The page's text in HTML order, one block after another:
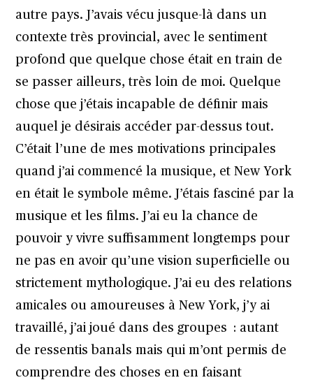
autre pays. J’avais vécu jusque-là dans un
contexte très provincial, avec le sentiment
profond que quelque chose était en train de
se passer ailleurs, très loin de moi. Quelque
chose que j’étais incapable de définir mais
auquel je désirais accéder par-dessus tout.
C’était l’une de mes motivations principales
quand j’ai commencé la musique, et New York
en était le symbole même. J’étais fasciné par la
musique et les films. J’ai eu la chance de
pouvoir y vivre suffisamment longtemps pour
ne pas en avoir qu’une vision superficielle ou
strictement mythologique. J’ai eu des relations
amicales ou amoureuses à New York, j’y ai
travaillé, j’ai joué dans des groupes : autant
de ressentis banals mais qui m’ont permis de
comprendre des choses en en faisant